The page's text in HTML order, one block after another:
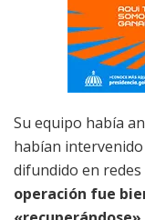
Su equipo había
habían
difundido en redes
operación fue